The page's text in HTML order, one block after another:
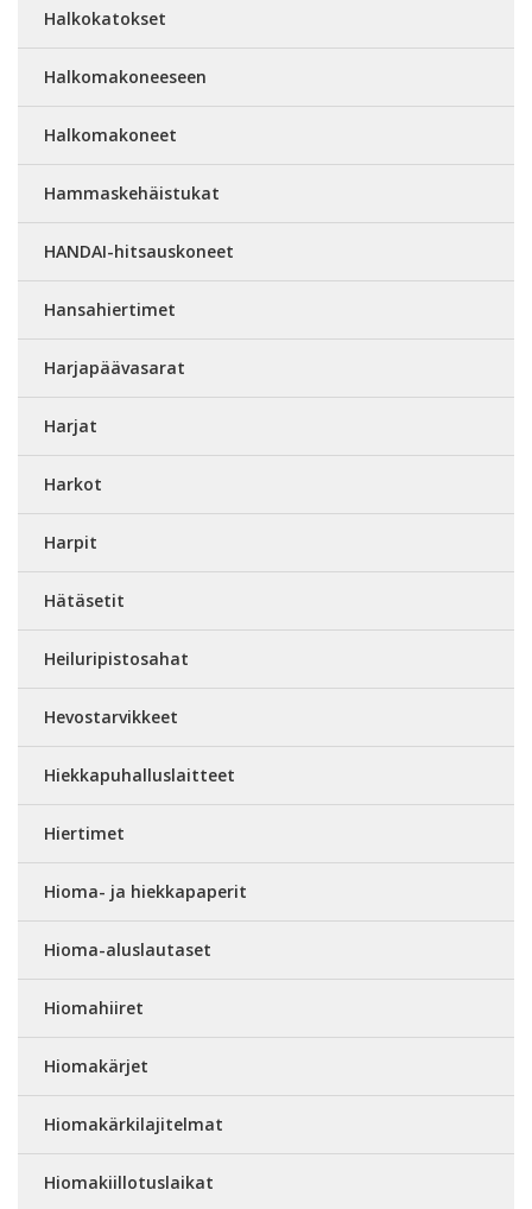
Halkokatokset
Halkomakoneeseen
Halkomakoneet
Hammaskehäistukat
HANDAI-hitsauskoneet
Hansahiertimet
Harjapäävasarat
Harjat
Harkot
Harpit
Hätäsetit
Heiluripistosahat
Hevostarvikkeet
Hiekkapuhalluslaitteet
Hiertimet
Hioma- ja hiekkapaperit
Hioma-aluslautaset
Hiomahiiret
Hiomakärjet
Hiomakärkilajitelmat
Hiomakiillotuslaikat